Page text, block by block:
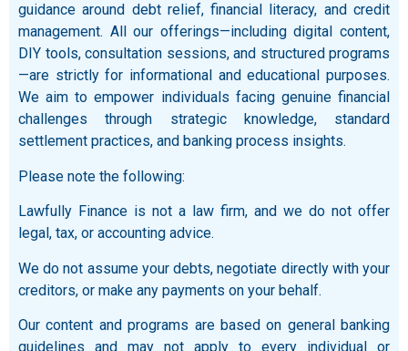
guidance around debt relief, financial literacy, and credit
management. All our offerings—including digital content,
DIY tools, consultation sessions, and structured programs
—are strictly for informational and educational purposes.
We aim to empower individuals facing genuine financial
challenges through strategic knowledge, standard
settlement practices, and banking process insights.
Please note the following:
Lawfully Finance is not a law firm, and we do not offer
legal, tax, or accounting advice.
We do not assume your debts, negotiate directly with your
creditors, or make any payments on your behalf.
Our content and programs are based on general banking
guidelines and may not apply to every individual or